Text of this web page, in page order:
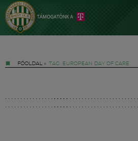
FŐOLDAL » TAG: EUROPEAN DAY OF CARE